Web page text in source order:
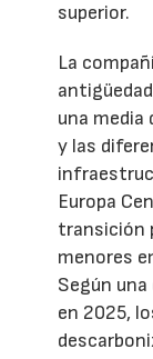
superior.
La
una media
y las
Europa
transición
menores
Según
en 2025,